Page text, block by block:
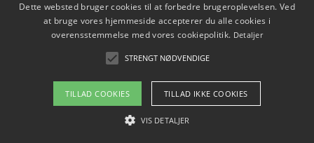
mest professionelle til at vedligeholde din løsning
Om / kontakt
Blog Betingelser
Dette websted bruger cookies til at forbedre brugeroplevelsen. Ved
at bruge vores hjemmeside accepterer du alle cookies i
overensstemmelse med vores cookiepolitik. Detaljer
STRENGT NØDVENDIGE
TILLAD COOKIES TILLAD IKKE COOKIES
VIS DETALJER